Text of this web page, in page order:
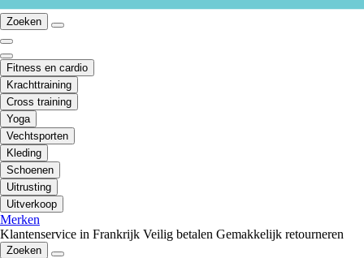
Zoeken
Fitness en cardio
Krachttraining
Cross training
Yoga
Vechtsporten
Kleding
Schoenen
Uitrusting
Uitverkoop
Merken
Klantenservice in Frankrijk Veilig betalen Gemakkelijk retourneren
Zoeken